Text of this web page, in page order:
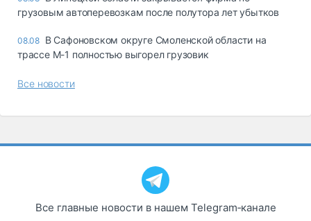
грузовым автоперевозкам после полутора лет убытков
08.08 В Сафоновском округе Смоленской области на
трассе М-1 полностью выгорел грузовик
Все новости
Все главные новости в нашем Telegram‑канале